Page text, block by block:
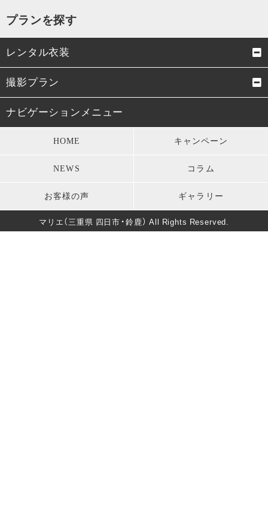
プランを探す
レンタル衣装
成人式振袖
男性成人式袴
七五三衣装 留袖・訪問着・振袖
モーニング・礼服 パーティードレス
キッズ衣装 長寿のお祝い
葬儀・法要
撮影プラン
成人式前撮り
ィング
バースデー マタニティフォト
ナビゲーションメニュー
HOME キャンペーン
NEWS コラム
お客様の声 ギャラリー
マリエ（三重県 四日市・鈴鹿） All Rights Reserved.